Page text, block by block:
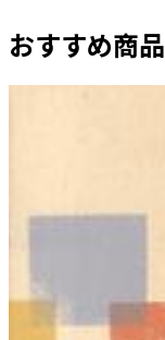
おすすめ商品